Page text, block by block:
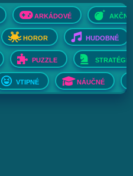
ARKÁDOVÉ AKČNÉ
HOROR HUDOBNÉ
PUZZLE STRATÉGIE
VTIPNÉ NÁUČNÉ